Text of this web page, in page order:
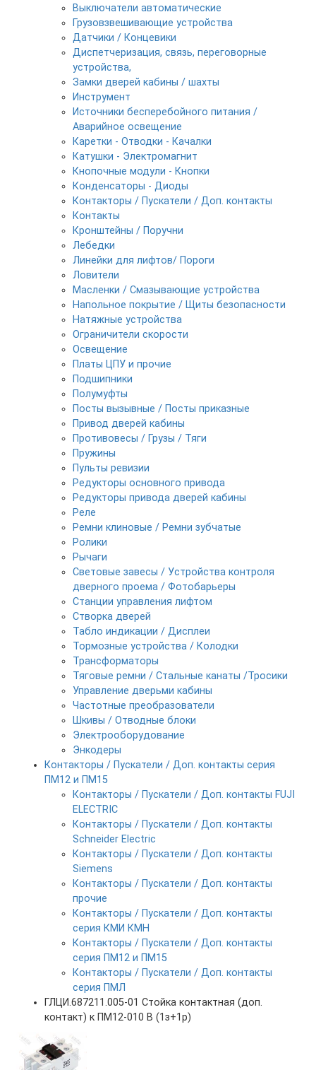
Выключатели автоматические
Грузовзвешивающие устройства
Датчики / Концевики
Диспетчеризация, связь, переговорные
устройства,
Замки дверей кабины / шахты
Инструмент
Источники бесперебойного питания /
Аварийное освещение
Каретки - Отводки - Качалки
Катушки - Электромагнит
Кнопочные модули - Кнопки
Конденсаторы - Диоды
Контакторы / Пускатели / Доп. контакты
Контакты
Кронштейны / Поручни
Лебедки
Линейки для лифтов/ Пороги
Ловители
Масленки / Смазывающие устройства
Напольное покрытие / Щиты безопасности
Натяжные устройства
Ограничители скорости
Освещение
Платы ЦПУ и прочие
Подшипники
Полумуфты
Посты вызывные / Посты приказные
Привод дверей кабины
Противовесы / Грузы / Тяги
Пружины
Пульты ревизии
Редукторы основного привода
Редукторы привода дверей кабины
Реле
Ремни клиновые / Ремни зубчатые
Ролики
Рычаги
Световые завесы / Устройства контроля
дверного проема / Фотобарьеры
Станции управления лифтом
Створка дверей
Табло индикации / Дисплеи
Тормозные устройства / Колодки
Трансформаторы
Тяговые ремни / Стальные канаты /Тросики
Управление дверьми кабины
Частотные преобразователи
Шкивы / Отводные блоки
Электрооборудование
Энкодеры
Контакторы / Пускатели / Доп. контакты серия
ПМ12 и ПМ15
Контакторы / Пускатели / Доп. контакты FUJI
ELECTRIC
Контакторы / Пускатели / Доп. контакты
Schneider Electric
Контакторы / Пускатели / Доп. контакты
Siemens
Контакторы / Пускатели / Доп. контакты
прочие
Контакторы / Пускатели / Доп. контакты
серия КМИ КМН
Контакторы / Пускатели / Доп. контакты
серия ПМ12 и ПМ15
Контакторы / Пускатели / Доп. контакты
серия ПМЛ
ГЛЦИ.687211.005-01 Стойка контактная (доп.
контакт) к ПМ12-010 В (1з+1р)